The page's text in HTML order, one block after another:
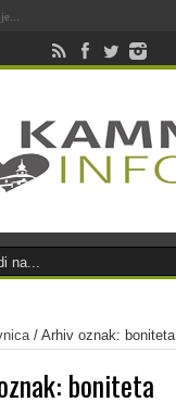
/ Arhiv oznak: boniteta
boniteta